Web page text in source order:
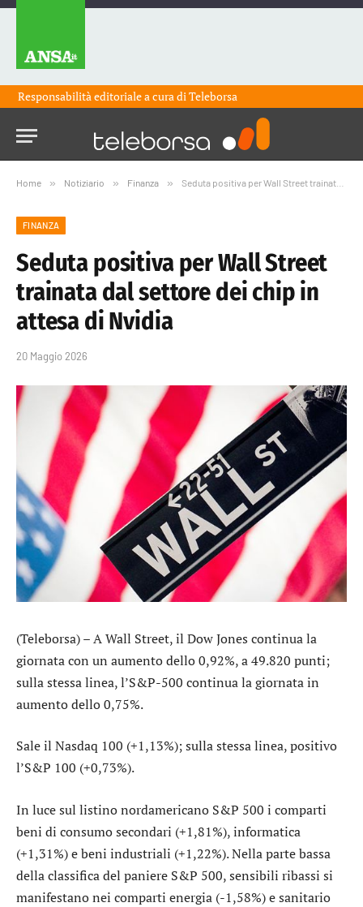
Responsabilità editoriale a cura diTeleborsa
Home » Notiziario » Finanza » Seduta positiva per Wall Street trainata dal settore dei chip in attesa di Nvidia
FINANZA
Seduta positiva per Wall Street
trainata dal settore dei chip in
attesa di Nvidia
20 Maggio 2026
(Teleborsa) – A Wall Street, il Dow Jones continua la
giornata con un aumento dello 0,92%, a 49.820 punti;
sulla stessa linea, l’S&P-500 continua la giornata in
aumento dello 0,75%.
Sale il Nasdaq 100 (+1,13%); sulla stessa linea, positivo
l’S&P 100 (+0,73%).
In luce sul listino nordamericano S&P 500 i comparti
beni di consumo secondari (+1,81%),informatica
(+1,31%) ebeni industriali (+1,22%). Nella parte bassa
della classifica del paniere S&P 500, sensibili ribassi si
manifestano nei comparti energia (-1,58%) esanitario